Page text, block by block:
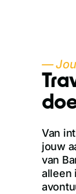
—
Van
jouw
van
alleen